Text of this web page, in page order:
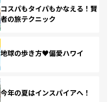
コスパもタイパもかなえる！賢
者の旅テクニック
地球の歩き方♥偏愛ハワイ
今年の夏はインスパイアへ！